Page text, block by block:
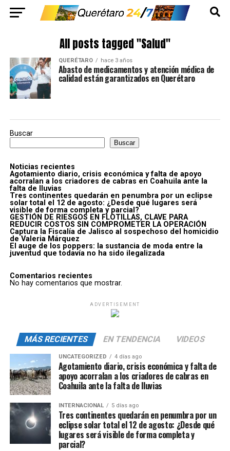
All posts tagged "Salud"
QUERÉTARO hace 3 años
Abasto de medicamentos y atención médica de
calidad están garantizados en Querétaro
Buscar
Buscar
Noticias recientes
Agotamiento diario, crisis económica y falta de apoyo
acorralan a los criadores de cabras en Coahuila ante la
falta de lluvias
Tres continentes quedarán en penumbra por un eclipse
solar total el 12 de agosto: ¿Desde qué lugares será
visible de forma completa y parcial?
GESTIÓN DE RIESGOS EN FLOTILLAS, CLAVE PARA
REDUCIR COSTOS SIN COMPROMETER LA OPERACIÓN
Captura la Fiscalía de Jalisco al sospechoso del homicidio
de Valeria Márquez
El auge de los poppers: la sustancia de moda entre la
juventud que todavía no ha sido ilegalizada
Comentarios recientes
No hay comentarios que mostrar.
ADVERTISEMENT
MÁS RECIENTES EN TENDENCIA VIDEOS
UNCATEGORIZED 4 días ago
Agotamiento diario, crisis económica y falta de
apoyo acorralan a los criadores de cabras en
Coahuila ante la falta de lluvias
INTERNACIONAL 5 días ago
Tres continentes quedarán en penumbra por un
eclipse solar total el 12 de agosto: ¿Desde qué
lugares será visible de forma completa y
parcial?